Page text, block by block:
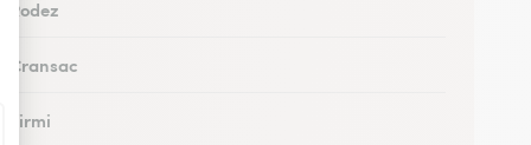
Rodez
Cransac
Firmi